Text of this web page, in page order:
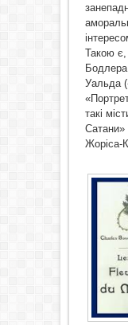
Такою є,
Уальда
такі
Сатани»
Жоріса-